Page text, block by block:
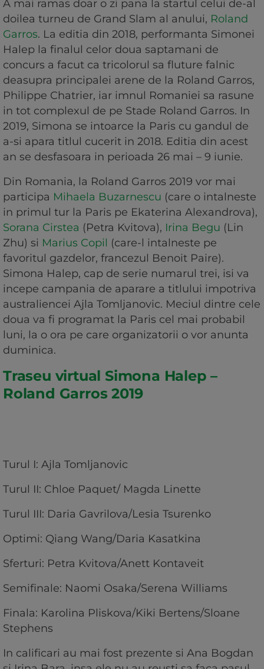
A mai ramas doar o zi pana la startul celui de-al
doilea turneu de Grand Slam al anului, Roland
Garros. La editia din 2018, performanta Simonei
Halep la finalul celor doua saptamani de
concurs a facut ca tricolorul sa fluture falnic
deasupra principalei arene de la Roland Garros,
Philippe Chatrier, iar imnul Romaniei sa rasune
in tot complexul de pe Stade Roland Garros. In
2019, Simona se intoarce la Paris cu gandul de
a-si apara titlul cucerit in 2018. Editia din acest
an se desfasoara in perioada 26 mai – 9 iunie.
Din Romania, la Roland Garros 2019 vor mai
participa Mihaela Buzarnescu (care o intalneste
in primul tur la Paris pe Ekaterina Alexandrova),
Sorana Cirstea (Petra Kvitova), Irina Begu (Lin
Zhu) si Marius Copil (care-l intalneste pe
favoritul gazdelor, francezul Benoit Paire).
Simona Halep, cap de serie numarul trei, isi va
incepe campania de aparare a titlului impotriva
australiencei Ajla Tomljanovic. Meciul dintre cele
doua va fi programat la Paris cel mai probabil
luni, la o ora pe care organizatorii o vor anunta
duminica.
Traseu virtual Simona Halep –
Roland Garros 2019
Turul I: Ajla Tomljanovic
Turul II: Chloe Paquet/ Magda Linette
Turul III: Daria Gavrilova/Lesia Tsurenko
Optimi: Qiang Wang/Daria Kasatkina
Sferturi: Petra Kvitova/Anett Kontaveit
Semifinale: Naomi Osaka/Serena Williams
Finala: Karolina Pliskova/Kiki Bertens/Sloane
Stephens
In calificari au mai fost prezente si Ana Bogdan